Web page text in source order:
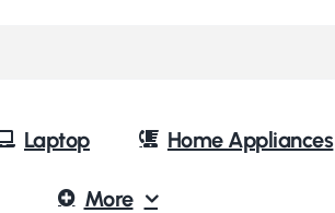
Laptop Home Appliances
More